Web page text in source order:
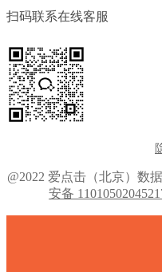
扫码联系在线客服
@2022 爱点击（北京）数
安备